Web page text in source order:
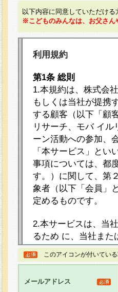
以下内容に同意していただける
※こどものみんなは、お父さん
利用規約
第1条 総則
1.本規約は、株式会
もしくは当社が提携
する顧客（以下「顧
リサーチ、モバ イ
ーン活動への参加、
「本サービス」と
事項については、都
す。）に関して、第
象者（以下「会員」
定めるものです。
2.本サービスは、当
るため に、当社ま
ト（以下「本サイト
ージを設け、会員が
し、その結果を当
るものです。なお
このアイコンが付いてい
メールアドレス